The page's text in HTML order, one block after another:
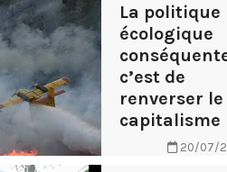
La politique
écologique
c’est de
renverser le
capitalisme
20/07/